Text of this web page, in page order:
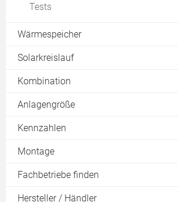
Tests
Wärmespeicher
Speichertypen
Beladung
Kombispeicher
Schichtenspeicher
Großspeicher
Wärmetauscher
Solarkreislauf
Solarrohr
Solarstation
Solarregler
Frostschutz
Kombination
mit Ölheizung
Anlagengröße
Trinkwassererwärmung
Kennzahlen
Kollektorwirkungsgrad
Kollektorleistung & Kollektorertrag
Montage
Aufdachkollektor
Fachbetriebe finden
Hersteller / Händler